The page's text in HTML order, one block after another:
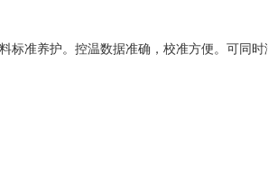
准养护。控温数据准确，校准方便。可